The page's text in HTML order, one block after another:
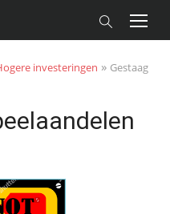
investeringen » Gestaag